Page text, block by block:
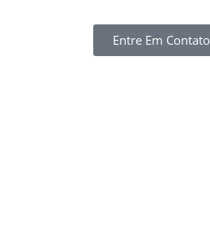
Entre Em Contato